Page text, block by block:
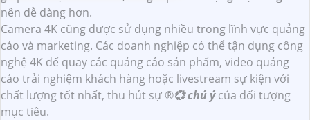
nên dễ dàng hơn.
Camera 4K cũng được sử dụng nhiều trong lĩnh vực quảng
cáo và marketing. Các doanh nghiệp có thể tận dụng công
nghệ 4K để quay các quảng cáo sản phẩm, video quảng
cáo trải nghiệm khách hàng hoặc livestream sự kiện với
chất lượng tốt nhất, thu hút sự ®️💞 chú ýcủa đối tượng
mục tiêu.